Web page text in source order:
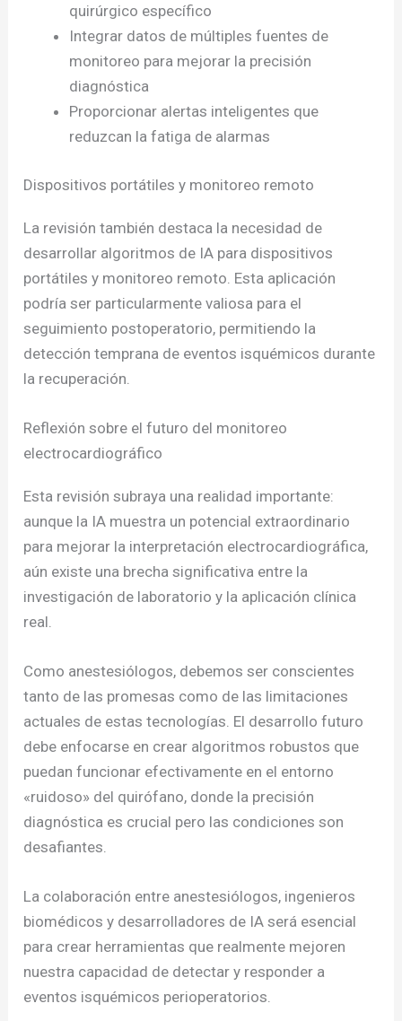
quirúrgico específico
Integrar datos de múltiples fuentes de
monitoreo para mejorar la precisión
diagnóstica
Proporcionar alertas inteligentes que
reduzcan la fatiga de alarmas
Dispositivos portátiles y monitoreo remoto
La revisión también destaca la necesidad de
desarrollar algoritmos de IA para dispositivos
portátiles y monitoreo remoto. Esta aplicación
podría ser particularmente valiosa para el
seguimiento postoperatorio, permitiendo la
detección temprana de eventos isquémicos durante
la recuperación.
Reflexión sobre el futuro del monitoreo
electrocardiográfico
Esta revisión subraya una realidad importante:
aunque la IA muestra un potencial extraordinario
para mejorar la interpretación electrocardiográfica,
aún existe una brecha significativa entre la
investigación de laboratorio y la aplicación clínica
real.
Como anestesiólogos, debemos ser conscientes
tanto de las promesas como de las limitaciones
actuales de estas tecnologías. El desarrollo futuro
debe enfocarse en crear algoritmos robustos que
puedan funcionar efectivamente en el entorno
«ruidoso» del quirófano, donde la precisión
diagnóstica es crucial pero las condiciones son
desafiantes.
La colaboración entre anestesiólogos, ingenieros
biomédicos y desarrolladores de IA será esencial
para crear herramientas que realmente mejoren
nuestra capacidad de detectar y responder a
eventos isquémicos perioperatorios.